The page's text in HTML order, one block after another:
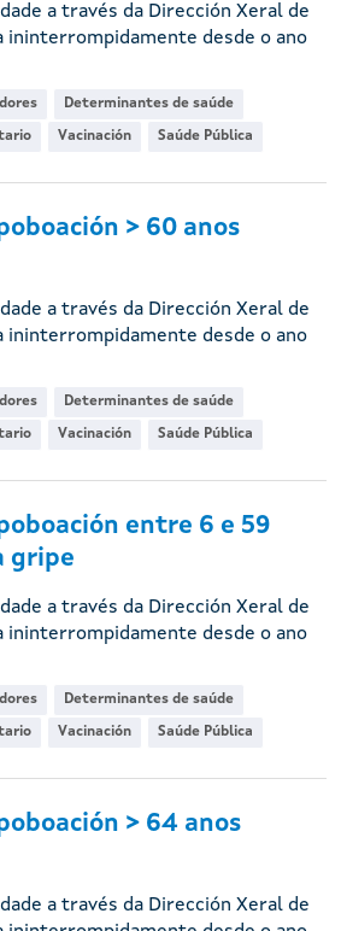
a través da Dirección Xeral de
ininterrompidamente desde o ano
Determinantes de saúde
Vacinación Saúde Pública
> 60 anos
a través da Dirección Xeral de
ininterrompidamente desde o ano
Determinantes de saúde
Vacinación Saúde Pública
entre 6 e 59
gripe
a través da Dirección Xeral de
ininterrompidamente desde o ano
Determinantes de saúde
Vacinación Saúde Pública
> 64 anos
a través da Dirección Xeral de